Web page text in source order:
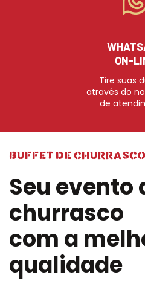
ON-
Tire suas
através do
de
buffet de churrasco
Seu evento
churrasco
com a
qualidade